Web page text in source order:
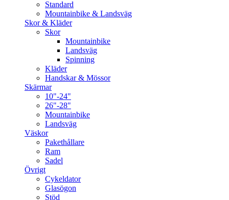
Standard
Mountainbike & Landsväg
Skor & Kläder
Skor
Mountainbike
Landsväg
Spinning
Kläder
Handskar & Mössor
Skärmar
10"-24"
26"-28"
Mountainbike
Landsväg
Väskor
Pakethållare
Ram
Sadel
Övrigt
Cykeldator
Glasögon
Stöd